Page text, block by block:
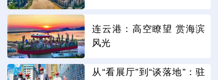
连云港：高空瞭望 赏海滨
风光
从“看展厅”到“谈落地”：驻